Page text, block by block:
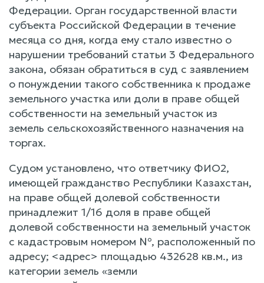
Федерации. Орган государственной власти
субъекта Российской Федерации в течение
месяца со дня, когда ему стало известно о
нарушении требований статьи 3 Федерального
закона, обязан обратиться в суд с заявлением
о понуждении такого собственника к продаже
земельного участка или доли в праве общей
собственности на земельный участок из
земель сельскохозяйственного назначения на
торгах.
Судом установлено, что ответчику ФИО2,
имеющей гражданство Республики Казахстан,
на праве общей долевой собственности
принадлежит 1/16 доля в праве общей
долевой собственности на земельный участок
с кадастровым номером №, расположенный по
адресу; <адрес> площадью 432628 кв.м., из
категории земель «земли